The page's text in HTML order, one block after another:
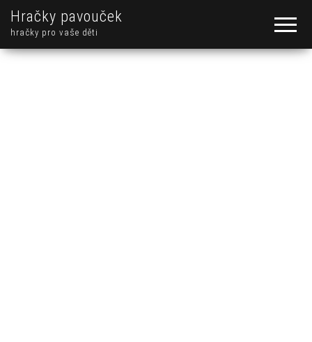
Hračky pavouček
hračky pro vaše děti